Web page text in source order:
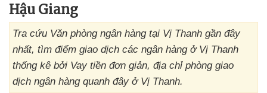
Hậu Giang
Tra cứu Văn phòng ngân hàng tại Vị Thanh gần đây
nhất, tìm điểm giao dịch các ngân hàng ở Vị Thanh
thống kê bởi Vay tiền đơn giản, địa chỉ phòng giao
dịch ngân hàng quanh đây ở Vị Thanh.